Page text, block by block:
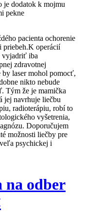
je dodatok k mojmu
pekne
pacienta ochorenie
priebeh.K operácií
vyjadriť iba
zdravotnej
by laser mohol pomocť,
nikto nebude
Tým že je mamička
jej navrhuje liečbu
radioterápiu, robí to
vyšetrenia,
Doporučujem
možnosti liečby pre
psychickej i
na odber